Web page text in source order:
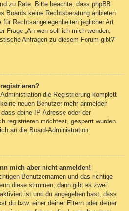
zu Rate. Bitte beachte, dass phpBB
Boards keine Rechtsberatung anbieten
für Rechtsangelegenheiten jeglicher Art
Frage „An wen soll ich mich wenden,
Anfragen zu diesem Forum gibt?“
die Registrierung komplett
neuen Benutzer mehr anmelden
deine IP-Adresse oder der
registrieren möchtest, gesperrt wurden.
an die Board-Administration.
mich aber nicht anmelden!
Benutzernamen und das richtige
diese stimmen, dann gibt es zwei
aktiviert ist und du angegeben hast, dass
du bzw. einer deiner Eltern oder deiner